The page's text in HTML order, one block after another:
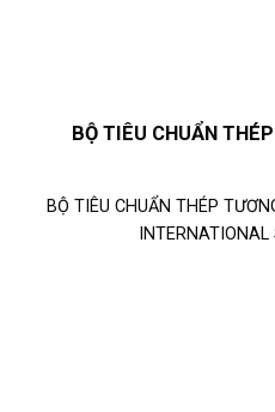
BỘ TIÊU CHUẨN
BỘ TIÊU CHUẨN THÉP